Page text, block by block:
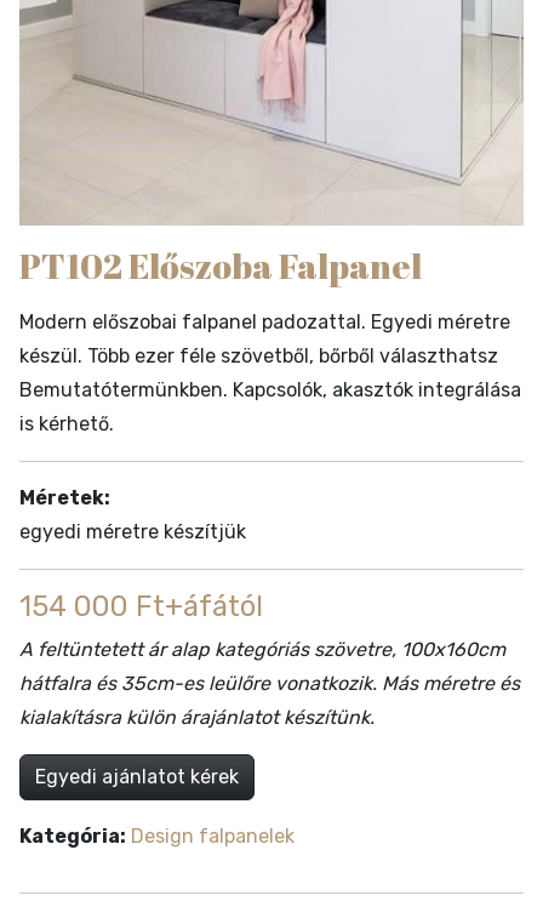
PT102 Előszoba Falpanel
Modern előszobai falpanel padozattal. Egyedi méretre
készül. Több ezer féle szövetből, bőrből választhatsz
Bemutatótermünkben. Kapcsolók, akasztók integrálása
is kérhető.
Méretek:
egyedi méretre készítjük
154 000 Ft+áfától
A feltüntetett ár alap kategóriás szövetre, 100x160cm
hátfalra és 35cm-es leülőre vonatkozik. Más méretre és
kialakításra külön árajánlatot készítünk.
Egyedi ajánlatot kérek
Kategória: Design falpanelek